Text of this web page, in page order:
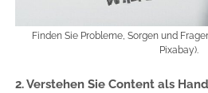
Finden Sie Probleme, Sorgen und
Pixabay).
2. Verstehen Sie Content als